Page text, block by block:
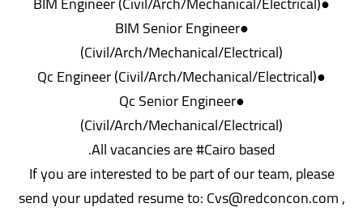
●BIM Senior Engineer
(Civil/Arch/Mechanical/Electrical)
●Qc Engineer (Civil/Arch/Mechanical/Electrical)
●Qc Senior Engineer
(Civil/Arch/Mechanical/Electrical)
All vacancies are #Cairo based.
If you are interested to be part of our team, please
send your updated resume to: Cvs@redconcon.com ,